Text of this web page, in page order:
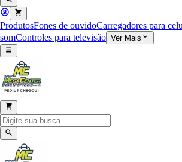
ProdutosFones de ouvidoCarregadores para
somControles para televisão Ver Mais